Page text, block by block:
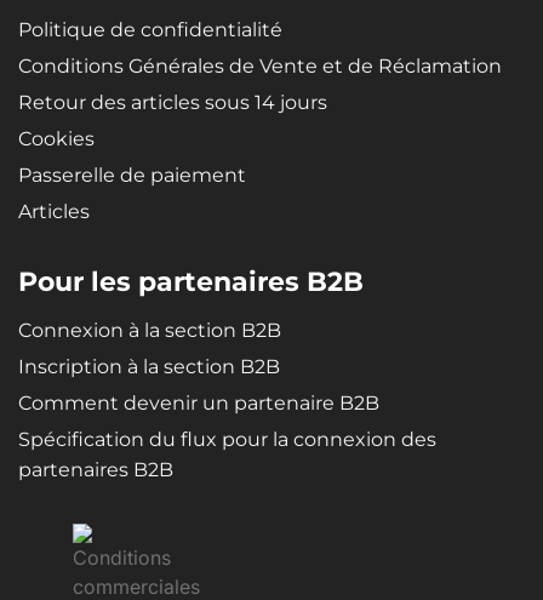
Politique de confidentialité
Conditions Générales de Vente et de Réclamation
Retour des articles sous 14 jours
Cookies
Passerelle de paiement
Articles
Pour les partenaires B2B
Connexion à la section B2B
Inscription à la section B2B
Comment devenir un partenaire B2B
Spécification du flux pour la connexion des
partenaires B2B